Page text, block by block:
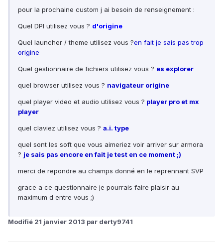
pour la prochaine custom j ai besoin de renseignement :
Quel DPI utilisez vous ? d'origine
Quel launcher / theme utilisez vous ?en fait je sais pas trop
origine
Quel gestionnaire de fichiers utilisez vous ? es explorer
quel browser utilisez vous ? navigateur origine
quel player video et audio utilisez vous ? player pro et mx
player
quel claviez utilisez vous ? a.i. type
quel sont les soft que vous aimeriez voir arriver sur armora
? je sais pas encore en fait je test en ce moment ;)
merci de repondre au champs donné en le reprennant SVP
grace a ce questionnaire je pourrais faire plaisir au
maximum d entre vous ;)
Modifié 21 janvier 2013 par derty9741